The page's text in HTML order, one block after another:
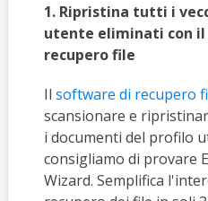
1. Ripristina tutti i
utente eliminati con
recupero file
Il software di recupero
scansionare e
i documenti del profilo
consigliamo di provare
Wizard. Semplifica